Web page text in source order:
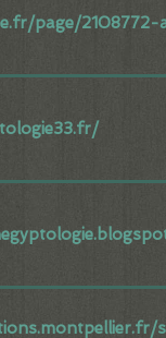
page/2108772-